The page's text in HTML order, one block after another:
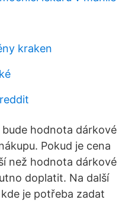
kraken
hodnota dárkové
Pokud je cena
než hodnota dárkové
doplatit. Na další
je potřeba zadat